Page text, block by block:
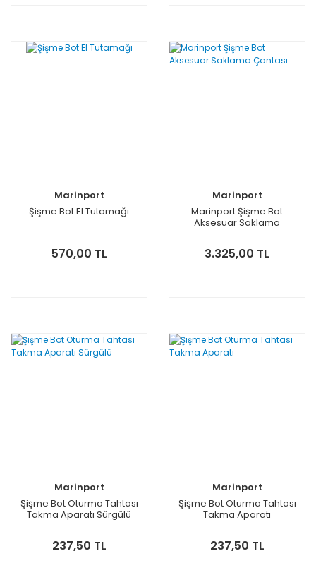
Marinport
Şişme Bot El Tutamağı
570,00 TL
Marinport
Marinport Şişme Bot
Aksesuar Saklama
3.325,00 TL
Marinport
Şişme Bot Oturma Tahtası
Takma Aparatı Sürgülü
237,50 TL
Marinport
Şişme Bot Oturma Tahtası
Takma Aparatı
237,50 TL